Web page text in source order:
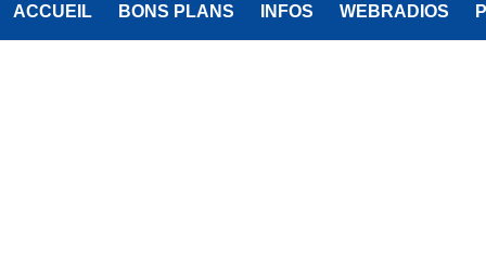
ACCUEIL BONS PLANS INFOS WEBRADIOS